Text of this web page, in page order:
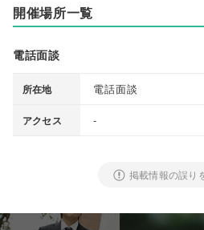
開催場所一覧
電話面談
所在地 電話面談
アクセス -
掲載情報の誤り